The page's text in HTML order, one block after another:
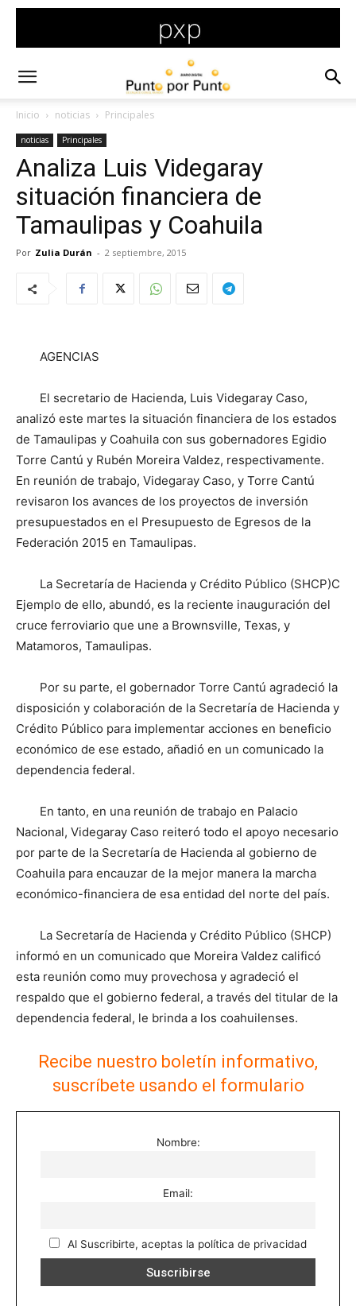
Inicio noticias Principales
noticias Principales
Analiza Luis Videgaray
situación financiera de
Tamaulipas y Coahuila
Por Zulia Durán - 2 septiembre, 2015
AGENCIAS
El secretario de Hacienda, Luis Videgaray Caso,
analizó este martes la situación financiera de los estados
de Tamaulipas y Coahuila con sus gobernadores Egidio
Torre Cantú y Rubén Moreira Valdez, respectivamente.
En reunión de trabajo, Videgaray Caso, y Torre Cantú
revisaron los avances de los proyectos de inversión
presupuestados en el Presupuesto de Egresos de la
Federación 2015 en Tamaulipas.
La Secretaría de Hacienda y Crédito Público (SHCP)C
Ejemplo de ello, abundó, es la reciente inauguración del
cruce ferroviario que une a Brownsville, Texas, y
Matamoros, Tamaulipas.
Por su parte, el gobernador Torre Cantú agradeció la
disposición y colaboración de la Secretaría de Hacienda y
Crédito Público para implementar acciones en beneficio
económico de ese estado, añadió en un comunicado la
dependencia federal.
En tanto, en una reunión de trabajo en Palacio
Nacional, Videgaray Caso reiteró todo el apoyo necesario
por parte de la Secretaría de Hacienda al gobierno de
Coahuila para encauzar de la mejor manera la marcha
económico-financiera de esa entidad del norte del país.
La Secretaría de Hacienda y Crédito Público (SHCP)
informó en un comunicado que Moreira Valdez calificó
esta reunión como muy provechosa y agradeció el
respaldo que el gobierno federal, a través del titular de la
dependencia federal, le brinda a los coahuilenses.
Recibe nuestro boletín informativo,
suscríbete usando el formulario
Nombre:
Email:
Al Suscribirte, aceptas la política de privacidad